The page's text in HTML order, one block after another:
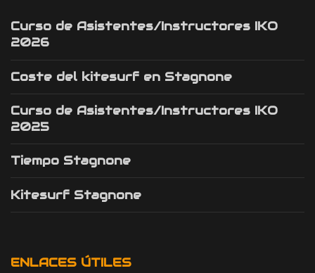
Curso de Asistentes/Instructores IKO
2026
Coste del kitesurf en Stagnone
Curso de Asistentes/Instructores IKO
2025
Tiempo Stagnone
Kitesurf Stagnone
ENLACES ÚTILES